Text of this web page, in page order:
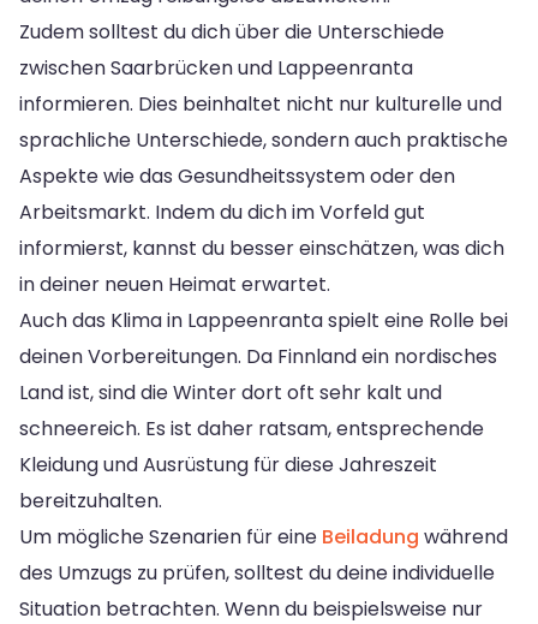
Zudem solltest du dich über die Unterschiede
zwischen Saarbrücken und Lappeenranta
informieren. Dies beinhaltet nicht nur kulturelle und
sprachliche Unterschiede, sondern auch praktische
Aspekte wie das Gesundheitssystem oder den
Arbeitsmarkt. Indem du dich im Vorfeld gut
informierst, kannst du besser einschätzen, was dich
in deiner neuen Heimat erwartet.
Auch das Klima in Lappeenranta spielt eine Rolle bei
deinen Vorbereitungen. Da Finnland ein nordisches
Land ist, sind die Winter dort oft sehr kalt und
schneereich. Es ist daher ratsam, entsprechende
Kleidung und Ausrüstung für diese Jahreszeit
bereitzuhalten.
Um mögliche Szenarien für eine Beiladung während
des Umzugs zu prüfen, solltest du deine individuelle
Situation betrachten. Wenn du beispielsweise nur